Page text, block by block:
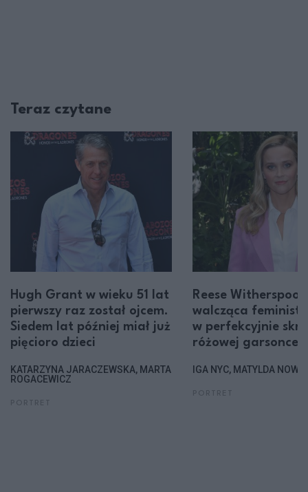
Teraz czytane
Hugh Grant w wieku 51 lat
pierwszy raz został ojcem.
Siedem lat później miał już
pięcioro dzieci
KATARZYNA JARACZEWSKA, MARTA
ROGACEWICZ
Reese
walcząca
w perfekcyjnie
różowej garsonce
IGA NYC, MATYLDA